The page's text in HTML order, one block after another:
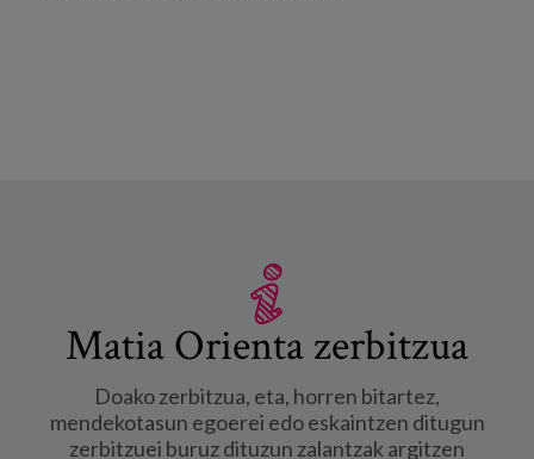
Matia Orienta zerbitzua
Doako zerbitzua, eta, horren bitartez,
mendekotasun egoerei edo eskaintzen ditugun
zerbitzuei buruz dituzun zalantzak argitzen